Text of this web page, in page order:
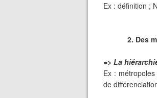
Ex : définition ;
2. Des
=> La
Ex :
de